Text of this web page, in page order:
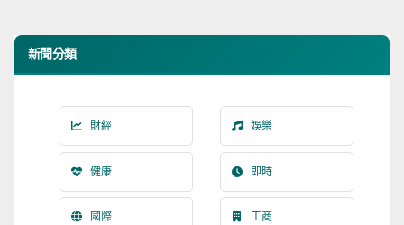
新聞分類
財經 娛樂
健康 即時
國際 工商